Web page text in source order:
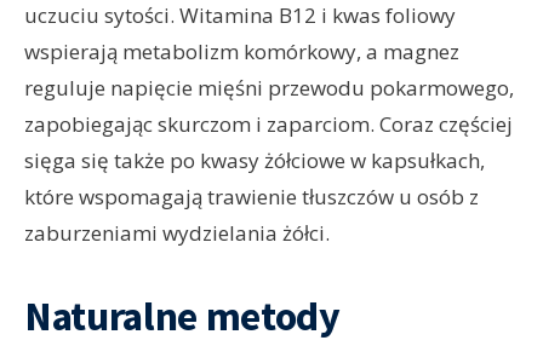
uczuciu sytości. Witamina B12 i kwas foliowy
wspierają metabolizm komórkowy, a magnez
reguluje napięcie mięśni przewodu pokarmowego,
zapobiegając skurczom i zaparciom. Coraz częściej
sięga się także po kwasy żółciowe w kapsułkach,
które wspomagają trawienie tłuszczów u osób z
zaburzeniami wydzielania żółci.
Naturalne metody